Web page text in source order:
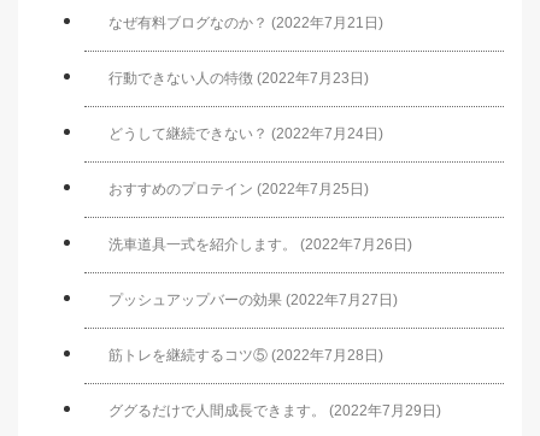
なぜ有料ブログなのか？ (2022年7月21日)
行動できない人の特徴 (2022年7月23日)
どうして継続できない？ (2022年7月24日)
おすすめのプロテイン (2022年7月25日)
洗車道具一式を紹介します。 (2022年7月26日)
プッシュアップバーの効果 (2022年7月27日)
筋トレを継続するコツ⑤ (2022年7月28日)
ググるだけで人間成長できます。 (2022年7月29日)